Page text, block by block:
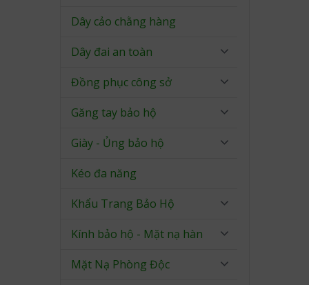
Dây cảo chằng hàng
Dây đai an toàn
Đồng phục công sở
Găng tay bảo hộ
Giày - Ủng bảo hộ
Kéo đa năng
Khẩu Trang Bảo Hộ
Kính bảo hộ - Mặt nạ hàn
Mặt Nạ Phòng Độc